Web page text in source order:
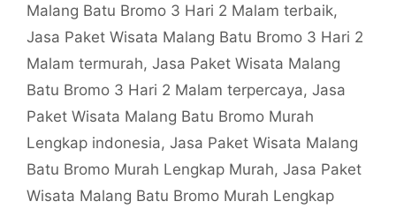
Malang Batu Bromo 3 Hari 2 Malam terbaik,
Jasa Paket Wisata Malang Batu Bromo 3 Hari 2
Malam termurah, Jasa Paket Wisata Malang
Batu Bromo 3 Hari 2 Malam terpercaya, Jasa
Paket Wisata Malang Batu Bromo Murah
Lengkap indonesia, Jasa Paket Wisata Malang
Batu Bromo Murah Lengkap Murah, Jasa Paket
Wisata Malang Batu Bromo Murah Lengkap